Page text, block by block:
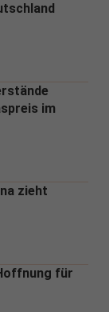
im
zieht
für